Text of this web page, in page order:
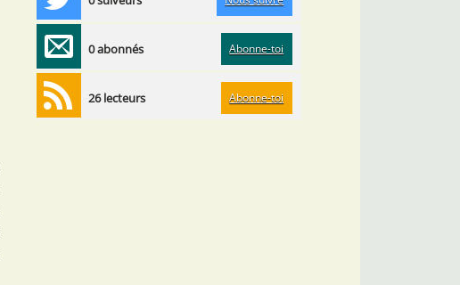
0 abonnés Abonne-toi
26 lecteurs Abonne-toi